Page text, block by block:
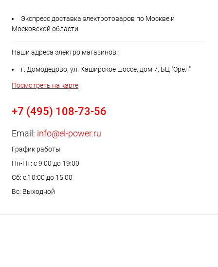
Экспресс доставка электротоваров по Москве и
Московской области
Наши адреса электро магазинов:
г. Домодедово, ул. Каширское шоссе, дом 7, БЦ "Орёл"
Посмотреть на карте
+7 (495) 108-73-56
Email: info@el-power.ru
График работы
Пн-Пт: с 9:00 до 19:00
Сб: с 10:00 до 15:00
Вс: Выходной